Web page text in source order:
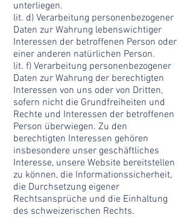
unterliegen.
lit. d) Verarbeitung personenbezogener
Daten zur Wahrung lebenswichtiger
Interessen der betroffenen Person oder
einer anderen natürlichen Person.
lit. f) Verarbeitung personenbezogener
Daten zur Wahrung der berechtigten
Interessen von uns oder von Dritten,
sofern nicht die Grundfreiheiten und
Rechte und Interessen der betroffenen
Person überwiegen. Zu den
berechtigten Interessen gehören
insbesondere unser geschäftliches
Interesse, unsere Website bereitstellen
zu können, die Informationssicherheit,
die Durchsetzung eigener
Rechtsansprüche und die Einhaltung
des schweizerischen Rechts.